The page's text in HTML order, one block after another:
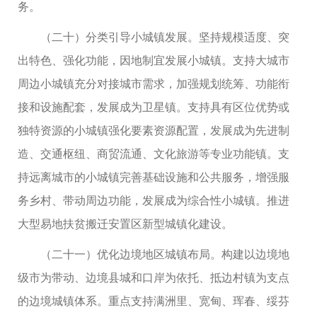
务。
（二十）分类引导小城镇发展。坚持规模适度、突
出特色、强化功能，因地制宜发展小城镇。支持大城市
周边小城镇充分对接城市需求，加强规划统筹、功能衔
接和设施配套，发展成为卫星镇。支持具有区位优势或
独特资源的小城镇强化要素资源配置，发展成为先进制
造、交通枢纽、商贸流通、文化旅游等专业功能镇。支
持远离城市的小城镇完善基础设施和公共服务，增强服
务乡村、带动周边功能，发展成为综合性小城镇。推进
大型易地扶贫搬迁安置区新型城镇化建设。
（二十一）优化边境地区城镇布局。构建以边境地
级市为带动、边境县城和口岸为依托、抵边村镇为支点
的边境城镇体系。重点支持满洲里、宽甸、珲春、绥芬